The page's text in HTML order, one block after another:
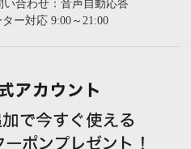
い合わせ：音声自動応答
ー対応 9:00～21:00